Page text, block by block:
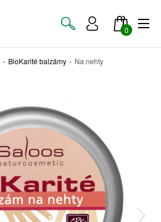
0
- BioKarité balzámy - Na nehty